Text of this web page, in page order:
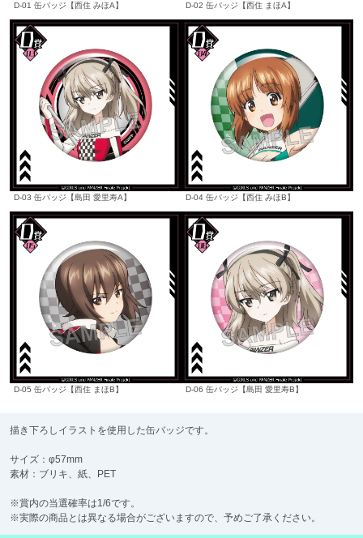
D-01 缶バッジ【西住 みほA】 D-02 缶バッジ【西住 まほA】
D-03 缶バッジ【島田 愛里寿A】 D-04 缶バッジ【西住 みほB】
D-05 缶バッジ【西住 まほB】 D-06 缶バッジ【島田 愛里寿B】
描き下ろしイラストを使用した缶バッジです。
サイズ：φ57mm
素材：ブリキ、紙、PET
※賞内の当選確率は1/6です。
※実際の商品とは異なる場合がございますので、予めご了承ください。